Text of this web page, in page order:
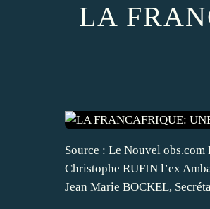
LA
Source : Le Nouvel
Christophe RUFIN l’ex
Jean Marie BOCKEL,